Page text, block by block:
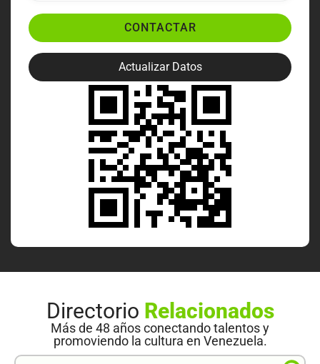
CONTACTAR
Actualizar Datos
Directorio Relacionados
Más de 48 años conectando talentos y
promoviendo la cultura en Venezuela.